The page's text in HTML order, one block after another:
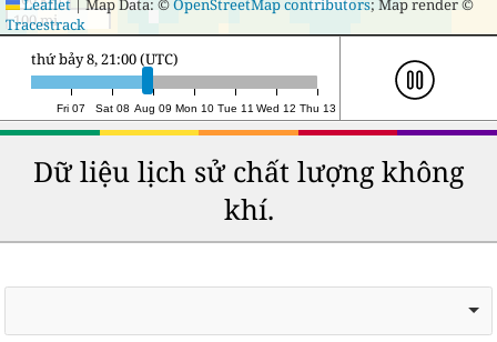
100 mi
Leaflet | Map Data: ©OpenStreetMap contributors; Map render ©
Tracestrack
Fri 07 Sat 08 Aug 09 Mon 10 Tue 11 Wed 12 Thu 13
chủ nhật 9, 19:00 (UTC)
Dữ liệu lịch sử chất lượng không
khí.